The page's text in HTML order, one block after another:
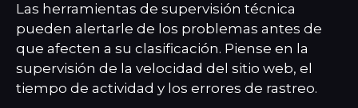
Las herramientas de supervisión técnica
pueden alertarle de los problemas antes de
que afecten a su clasificación. Piense en la
supervisión de la velocidad del sitio web, el
tiempo de actividad y los errores de rastreo.